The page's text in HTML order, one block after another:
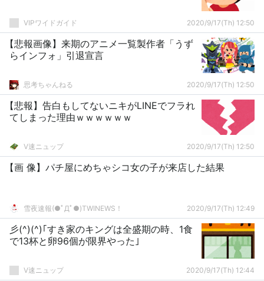
VIPワイドガイド 2020/9/17(Th) 12:50
【悲報画像】来期のアニメ一覧製作者「うず
らインフォ」引退宣言
思考ちゃんねる 2020/9/17(Th) 12:50
【悲報】告白もしてないニキがLINEでフラれ
てしまった理由ｗｗｗｗｗｗ
V速ニュップ 2020/9/17(Th) 12:50
【画 像】パチ屋にめちゃシコ女の子が来店した結果
雪夜速報(●ﾟДﾟ●)TWINEWS！ 2020/9/17(Th) 12:49
彡(^)(^)｢すき家のキングは全盛期の時、1食
で13杯と卵96個が限界やった｣
V速ニュップ 2020/9/17(Th) 12:44